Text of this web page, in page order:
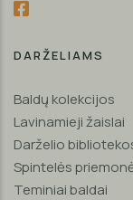
DARŽELIAMS
Baldų kolekcijos
Lavinamieji žaislai
Darželio
Spintelės
Teminiai baldai